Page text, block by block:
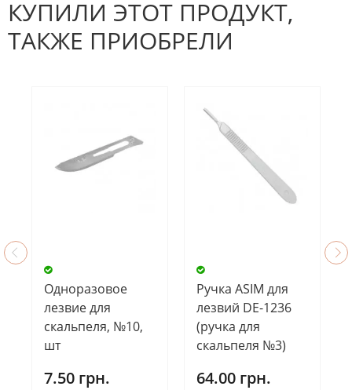
КУПИЛИ ЭТОТ ПРОДУКТ,
ТАКЖЕ ПРИОБРЕЛИ
Одноразовое
лезвие для
скальпеля, №10,
шт
7.50 грн.
Ручка ASIM для
лезвий DE-1236
(ручка для
скальпеля №3)
64.00 грн.